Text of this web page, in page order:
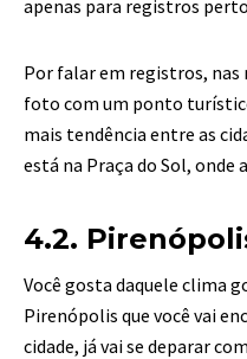
apenas para registros
Por falar em registros, nas
foto com um ponto
mais tendência entre as
está na Praça do Sol, onde
4.2.
Você gosta daquele clima
Pirenópolis que você vai
cidade, já vai se deparar